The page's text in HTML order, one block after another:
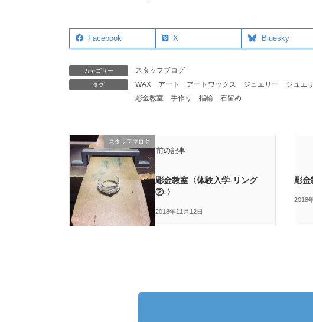
Facebook X Bluesky
カテゴリー スタッフブログ
タグ WAX アート アートワックス ジュエリー ジュエ
彫金教室
手作り 指輪 石留め
スタッフブログ
前の記事
彫金教室〈体験入学-リング
②-〉
2018年11月12日
彫金
2018